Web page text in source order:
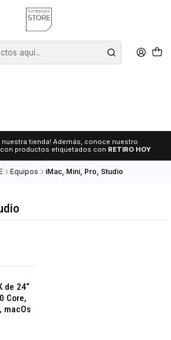
nuestra tienda! Además, conoce nuestro
productos etiquetados con RETIRO HOY
Equipos iMac, Mini, Pro, Studio
de 24“
Core,
macOs